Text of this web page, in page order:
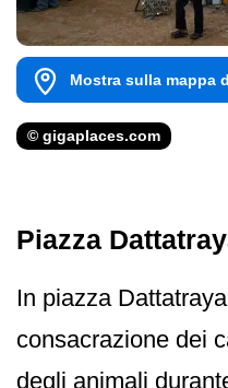
Mostra sulla mappa
© gigaplaces.com
Piazza
In piazza
consacrazione dei
degli animali